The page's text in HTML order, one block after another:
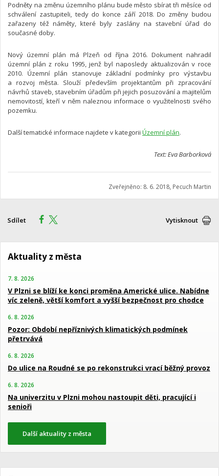
Podněty na změnu územního plánu bude město sbírat tři měsíce od
schválení zastupiteli, tedy do konce září 2018. Do změny budou
zařazeny též náměty, které byly zaslány na stavební úřad do
současné doby.
Nový územní plán má Plzeň od října 2016. Dokument nahradil
územní plán z roku 1995, jenž byl naposledy aktualizován v roce
2010. Územní plán stanovuje základní podmínky pro výstavbu
a rozvoj města. Slouží především projektantům při zpracování
návrhů staveb, stavebním úřadům při jejich posuzování a majitelům
nemovitostí, kteří v něm naleznou informace o využitelnosti svého
pozemku.
Další tematické informace najdete v kategorii Územní plán.
Text: Eva Barborková
Zveřejněno: 8. 6. 2018, Pecuch Martin
Sdílet Vytisknout
Aktuality z města
7. 8. 2026
V Plzni se blíží ke konci proměna Americké ulice. Nabídne
víc zeleně, větší komfort a vyšší bezpečnost pro chodce
6. 8. 2026
Pozor: Období nepříznivých klimatických podmínek
přetrvává
6. 8. 2026
Do ulice na Roudné se po rekonstrukci vrací běžný provoz
6. 8. 2026
Na univerzitu v Plzni mohou nastoupit děti, pracující i
senioři
Další aktuality z města